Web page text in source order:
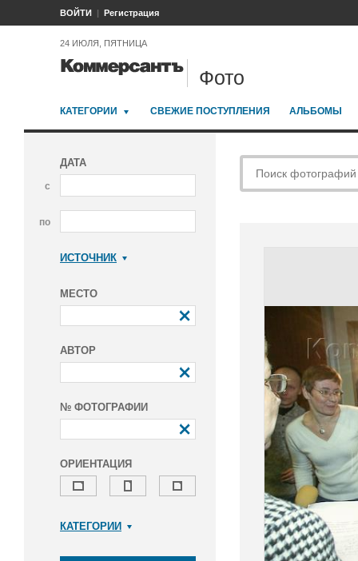
ВОЙТИ Регистрация
24 ИЮЛЯ, ПЯТНИЦА
Фото
КАТЕГОРИИ СВЕЖИЕ ПОСТУПЛЕНИЯ АЛЬБОМЫ
ДАТА
с
по
ИСТОЧНИК
МЕСТО
АВТОР
№ ФОТОГРАФИИ
ОРИЕНТАЦИЯ
КАТЕГОРИИ